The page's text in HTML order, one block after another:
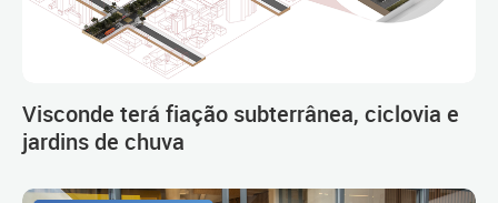
Visconde terá fiação subterrânea, ciclovia e
jardins de chuva